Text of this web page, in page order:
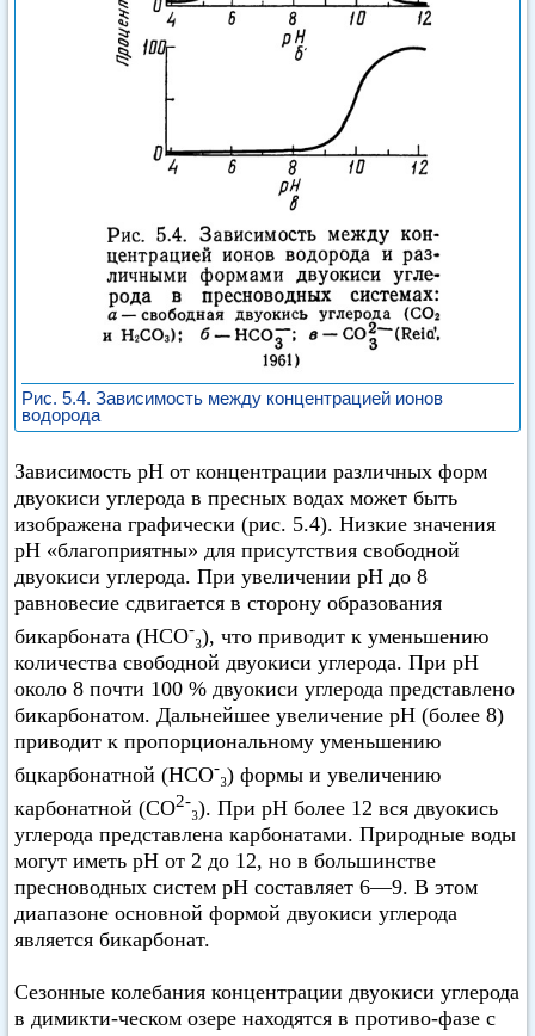
Рис. 5.4. Зависимость между концентрацией ионов
водорода
Зависимость pH от концентрации различных форм
двуокиси углерода в пресных водах может быть
изображена графически (рис. 5.4). Низкие значения
pH «благоприятны» для присутствия свободной
двуокиси углерода. При увеличении pH до 8
равновесие сдвигается в сторону образования
бикарбоната (НСО-₃), что приводит к уменьшению
количества свободной двуокиси углерода. При pH
около 8 почти 100 % двуокиси углерода представлено
бикарбонатом. Дальнейшее увеличение pH (более 8)
приводит к пропорциональному уменьшению
бцкарбонатной (НСО-₃) формы и увеличению
карбонатной (СO2-₃). При pH более 12 вся двуокись
углерода представлена карбонатами. Природные воды
могут иметь pH от 2 до 12, но в большинстве
пресноводных систем pH составляет 6—9. В этом
диапазоне основной формой двуокиси углерода
является бикарбонат.
Сезонные колебания концентрации двуокиси углерода
в димикти-ческом озере находятся в противо-фазе с